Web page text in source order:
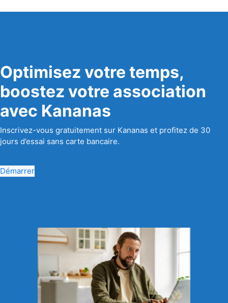
Optimisez votre temps,
boostez votre association
avec Kananas
Inscrivez-vous gratuitement sur Kananas et profitez de 30
jours d’essai sans carte bancaire.
Démarrer